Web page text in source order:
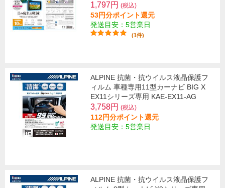
1,797円 (税込)
53円分ポイント還元
発送目安：5営業日
(1件)
ALPINE 抗菌・抗ウイルス液晶保護フ
ィルム 車種専用11型カーナビ BIG X
EX11シリーズ専用 KAE-EX11-AG
3,758円 (税込)
112円分ポイント還元
発送目安：5営業日
ALPINE 抗菌・抗ウイルス液晶保護フ